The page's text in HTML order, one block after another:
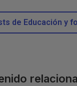
de Educación y